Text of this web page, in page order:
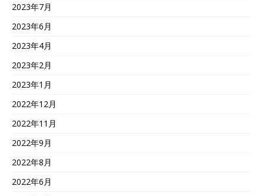
2023年7月
2023年6月
2023年4月
2023年2月
2023年1月
2022年12月
2022年11月
2022年9月
2022年8月
2022年6月